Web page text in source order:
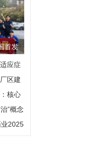
首发
应症
区建
核心
”概念
2025